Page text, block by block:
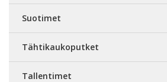
Suotimet
Tähtikaukoputket
Tallentimet